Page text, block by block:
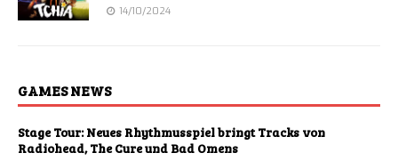
14/10/2024
GAMES NEWS
Stage Tour: Neues Rhythmusspiel bringt Tracks von
Radiohead, The Cure und Bad Omens